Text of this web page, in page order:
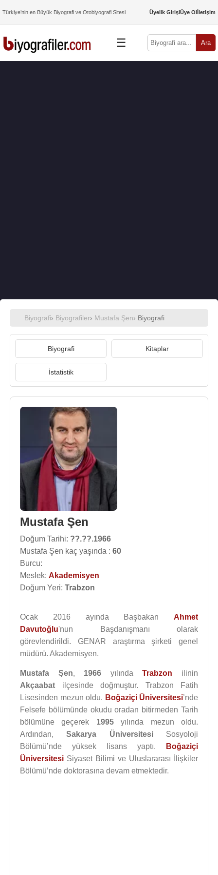
Türkiye’nin en Büyük Biyografi ve Otobiyografi Sitesi Üyelik GirişiÜye Olİletişim
☰ Ara
Biyografi› Biyografiler› Mustafa Şen› Biyografi
Biyografi Kitaplar
İstatistik
Mustafa Şen
Doğum Tarihi: ??.??.1966
Mustafa Şen kaç yaşında : 60
Burcu:
Meslek: Akademisyen
Doğum Yeri: Trabzon
Ocak 2016 ayında Başbakan Ahmet
Davutoğlu'nun Başdanışmanı olarak
görevlendirildi. GENAR araştırma şirketi genel
müdürü. Akademisyen.
Mustafa Şen, 1966 yılındaTrabzon ilinin
Akçaabat ilçesinde doğmuştur. Trabzon Fatih
Lisesinden mezun oldu. Boğaziçi Üniversitesi’nde
Felsefe bölümünde okudu oradan bitirmeden Tarih
bölümüne geçerek 1995yılında mezun oldu.
Ardından,Sakarya ÜniversitesiSosyoloji
Bölümü’nde yüksek lisans yaptı.
Boğaziçi
Üniversitesi Siyaset Bilimi ve Uluslararası İlişkiler
Bölümü’nde doktorasına devam etmektedir.